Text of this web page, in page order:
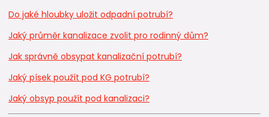
Do jaké hloubky uložit odpadní potrubí?
Jaký průměr kanalizace zvolit pro rodinný dům?
Jak správně obsypat kanalizační potrubí?
Jaký písek použít pod KG potrubí?
Jaký obsyp použít pod kanalizaci?